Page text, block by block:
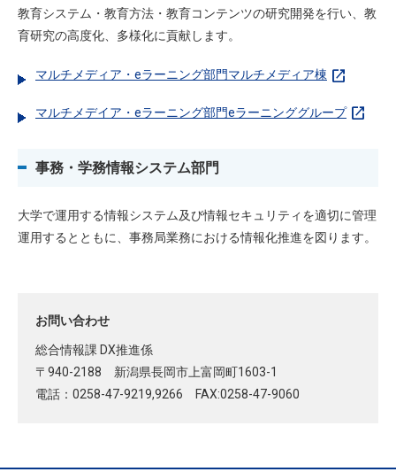
教育システム・教育方法・教育コンテンツの研究開発を行い、教
育研究の高度化、多様化に貢献します。
マルチメディア・eラーニング部門マルチメディア棟 open_in_new
マルチメデイア・eラーニング部門eラーニンググループ open_in_new
事務・学務情報システム部門
大学で運用する情報システム及び情報セキュリティを適切に管理
運用するとともに、事務局業務における情報化推進を図ります。
お問い合わせ
総合情報課 DX推進係
〒940-2188 新潟県長岡市上富岡町1603-1
電話：0258-47-9219,9266 FAX:0258-47-9060